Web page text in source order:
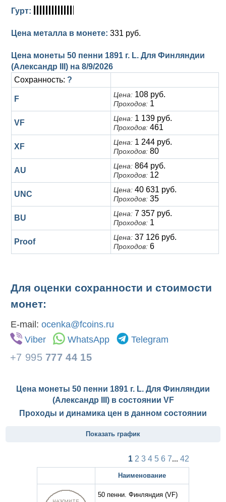
Медь
Для Речи Посполитой
Гурт:
Цена металла в монете: 331 руб.
Цена монеты 50 пенни 1891 г. L. Для Финляндии
(Александр III) на 8/9/2026
Сохранность: ?
F Цена: 108 руб.
Проходов: 1
VF Цена: 1 139 руб.
Проходов: 461
XF Цена: 1 244 руб.
Проходов: 80
AU Цена: 864 руб.
Проходов: 12
UNC Цена: 40 631 руб.
Проходов: 35
BU Цена: 7 357 руб.
Проходов: 1
Proof Цена: 37 126 руб.
Проходов: 6
Для оценки сохранности и стоимости
монет:
E-mail: ocenka@fcoins.ru
Viber
WhatsApp Telegram
+7 995 777 44 15
Цена монеты 50 пенни 1891 г. L. Для Финляндии
(Александр III) в состоянии VF
Проходы и динамика цен в данном состоянии
Показать график
1 2 3 4 5 6 7... 42
Наименование
50 пенни. Финляндия (VF)